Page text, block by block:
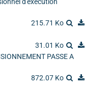
215.71 Ko
31.01 Ko
PASSE A
872.07 Ko